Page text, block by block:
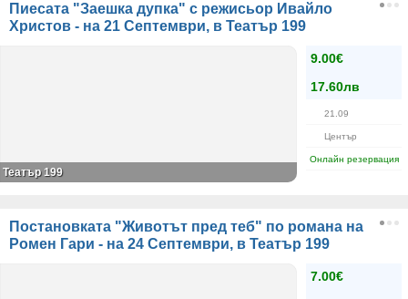
Пиесата "Заешка дупка" с режисьор Ивайло
Христов - на 21 Септември, в Театър 199
9.00€
17.60лв
21.09
Център
Онлайн резервация
Театър 199
Постановката "Животът пред теб" по романа на
Ромен Гари - на 24 Септември, в Театър 199
7.00€